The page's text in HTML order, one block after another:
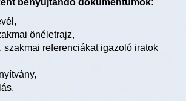
benyújtandó dokumentumok:
önéletrajz,
szakmai referenciákat igazoló iratok